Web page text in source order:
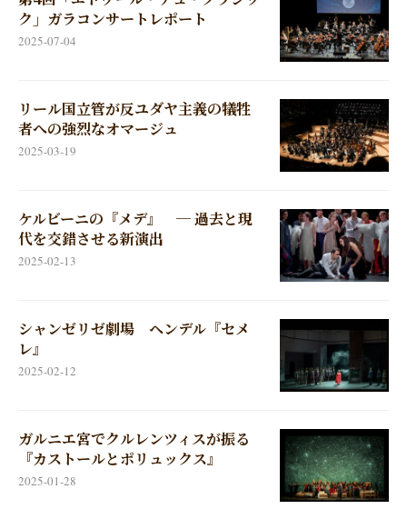
ク」ガラコンサートレポート
2025-07-04
リール国立管が反ユダヤ主義の犠牲
者への強烈なオマージュ
2025-03-19
ケルビーニの『メデ』 ─ 過去と現
代を交錯させる新演出
2025-02-13
シャンゼリゼ劇場 ヘンデル『セメ
レ』
2025-02-12
ガルニエ宮でクルレンツィスが振る
『カストールとポリュックス』
2025-01-28